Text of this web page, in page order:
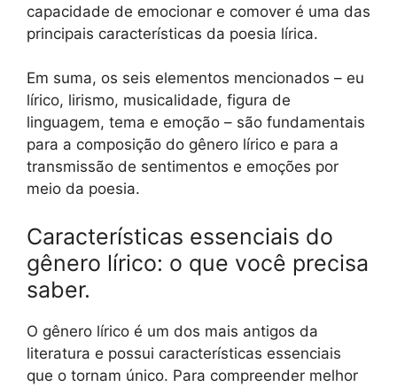
capacidade de emocionar e comover é uma das
principais características da poesia lírica.
Em suma, os seis elementos mencionados – eu
lírico, lirismo, musicalidade, figura de
linguagem, tema e emoção – são fundamentais
para a composição do gênero lírico e para a
transmissão de sentimentos e emoções por
meio da poesia.
Características essenciais do
gênero lírico: o que você precisa
saber.
O gênero lírico é um dos mais antigos da
literatura e possui características essenciais
que o tornam único. Para compreender melhor